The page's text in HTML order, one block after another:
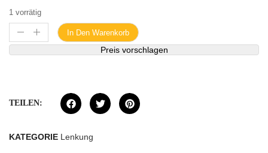
1 vorrätig
In Den Warenkorb
Preis vorschlagen
TEILEN:
KATEGORIE Lenkung